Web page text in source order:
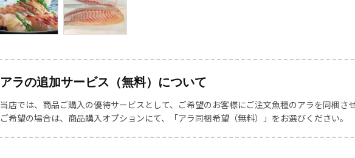
アラの追加サービス（無料）について
当店では、商品ご購入の優待サービスとして、ご希望のお客様にご注文魚種のアラを同梱さ
ご希望の場合は、商品購入オプションにて、「アラ同梱希望（無料）」をお選びください。